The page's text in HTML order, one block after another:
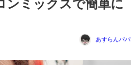
ンミックスで簡単に
あすらんパパ